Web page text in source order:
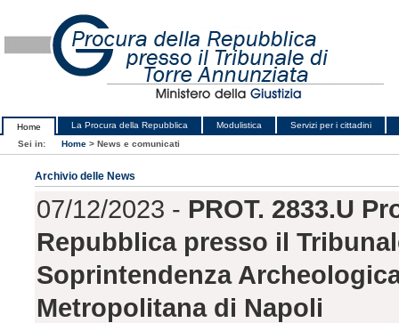
Home La Procura della Repubblica Modulistica
Servizi per i cittadini
Sei in:
Home > News e comunicati
Archivio delle News
07/12/2023 - PROT. 2833.U
Repubblica presso il
Soprintendenza
Metropolitana di Napoli